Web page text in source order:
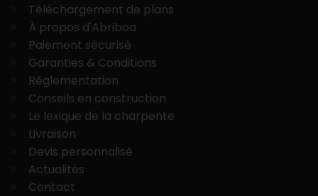
Téléchargement de plans
À propos d'Abriboa
Paiement sécurisé
Garanties & Conditions
Réglementation
Conseils en construction
Le lexique de la charpente
Livraison
Devis personnalisé
Actualités
Contact